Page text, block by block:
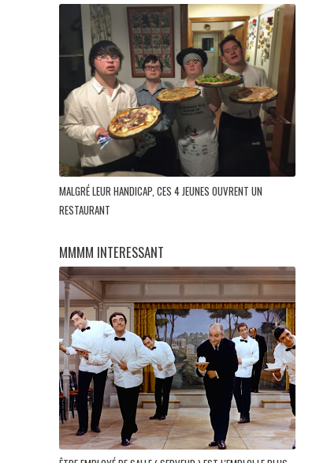
MALGRÉ LEUR HANDICAP, CES 4 JEUNES OUVRENT UN
RESTAURANT
MMMM INTERESSANT